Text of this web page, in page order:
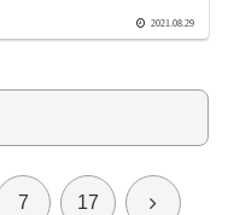
2021.08.29
7 17 次